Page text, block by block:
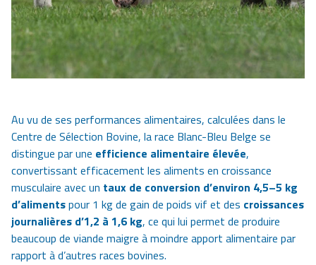
Au vu de ses performances alimentaires, calculées dans le
Centre de Sélection Bovine, la race Blanc-Bleu Belge se
distingue par une efficience alimentaire élevée,
convertissant efficacement les aliments en croissance
musculaire avec un taux de conversion d’environ 4,5–5 kg
d’alimentspour 1 kg de gain de poids vif et des croissances
journalières d’1,2 à 1,6 kg, ce qui lui permet de produire
beaucoup de viande maigre à moindre apport alimentaire par
rapport à d’autres races bovines.